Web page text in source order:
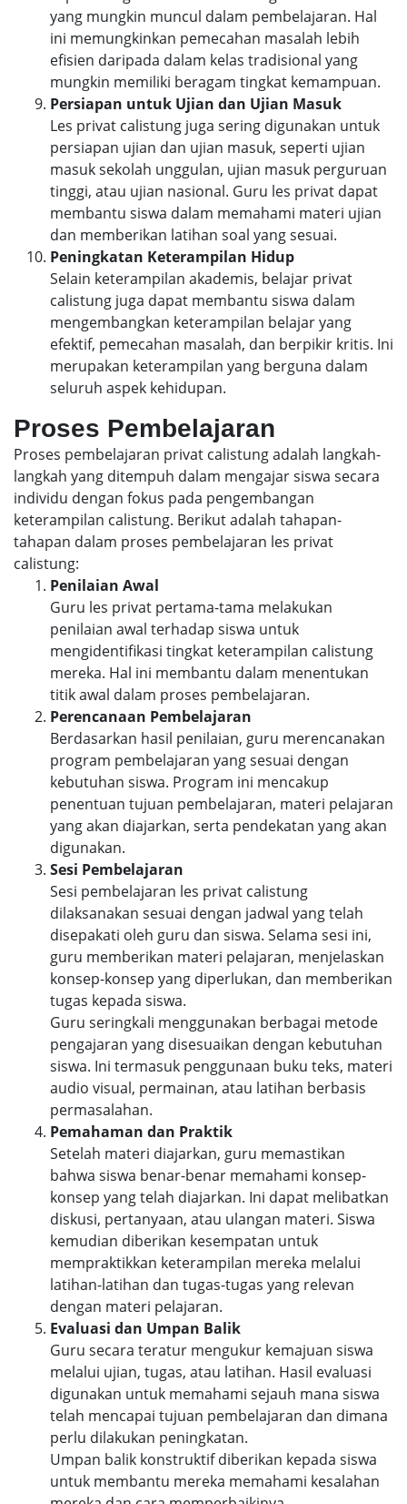
yang mungkin muncul dalam pembelajaran. Hal
ini memungkinkan pemecahan masalah lebih
efisien daripada dalam kelas tradisional yang
mungkin memiliki beragam tingkat kemampuan.
Persiapan untuk Ujian dan Ujian Masuk
Les privat calistung juga sering digunakan untuk
persiapan ujian dan ujian masuk, seperti ujian
masuk sekolah unggulan, ujian masuk perguruan
tinggi, atau ujian nasional. Guru les privat dapat
membantu siswa dalam memahami materi ujian
dan memberikan latihan soal yang sesuai.
Peningkatan Keterampilan Hidup
Selain keterampilan akademis, belajar privat
calistung juga dapat membantu siswa dalam
mengembangkan keterampilan belajar yang
efektif, pemecahan masalah, dan berpikir kritis. Ini
merupakan keterampilan yang berguna dalam
seluruh aspek kehidupan.
Proses Pembelajaran
Proses pembelajaran privat calistung adalah langkah-
langkah yang ditempuh dalam mengajar siswa secara
individu dengan fokus pada pengembangan
keterampilan calistung. Berikut adalah tahapan-
tahapan dalam proses pembelajaran les privat
calistung:
Penilaian Awal
Guru les privat pertama-tama melakukan
penilaian awal terhadap siswa untuk
mengidentifikasi tingkat keterampilan calistung
mereka. Hal ini membantu dalam menentukan
titik awal dalam proses pembelajaran.
Perencanaan Pembelajaran
Berdasarkan hasil penilaian, guru merencanakan
program pembelajaran yang sesuai dengan
kebutuhan siswa. Program ini mencakup
penentuan tujuan pembelajaran, materi pelajaran
yang akan diajarkan, serta pendekatan yang akan
digunakan.
Sesi Pembelajaran
Sesi pembelajaran les privat calistung
dilaksanakan sesuai dengan jadwal yang telah
disepakati oleh guru dan siswa. Selama sesi ini,
guru memberikan materi pelajaran, menjelaskan
konsep-konsep yang diperlukan, dan memberikan
tugas kepada siswa.
Guru seringkali menggunakan berbagai metode
pengajaran yang disesuaikan dengan kebutuhan
siswa. Ini termasuk penggunaan buku teks, materi
audio visual, permainan, atau latihan berbasis
permasalahan.
Pemahaman dan Praktik
Setelah materi diajarkan, guru memastikan
bahwa siswa benar-benar memahami konsep-
konsep yang telah diajarkan. Ini dapat melibatkan
diskusi, pertanyaan, atau ulangan materi. Siswa
kemudian diberikan kesempatan untuk
mempraktikkan keterampilan mereka melalui
latihan-latihan dan tugas-tugas yang relevan
dengan materi pelajaran.
Evaluasi dan Umpan Balik
Guru secara teratur mengukur kemajuan siswa
melalui ujian, tugas, atau latihan. Hasil evaluasi
digunakan untuk memahami sejauh mana siswa
telah mencapai tujuan pembelajaran dan dimana
perlu dilakukan peningkatan.
Umpan balik konstruktif diberikan kepada siswa
untuk membantu mereka memahami kesalahan